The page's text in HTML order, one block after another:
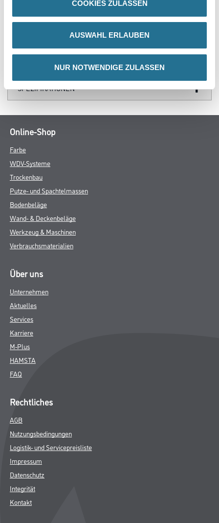
COOKIES ZULASSEN
AUSWAHL ERLAUBEN
NUR NOTWENDIGE ZULASSEN
GEFAHRENHINWEISE
SPEZIFIKATIONEN
Online-Shop
Farbe
WDV-Systeme
Trockenbau
Putze- und Spachtelmassen
Bodenbeläge
Wand- & Deckenbeläge
Werkzeug & Maschinen
Verbrauchsmaterialien
Über uns
Unternehmen
Aktuelles
Services
Karriere
M-Plus
HAMSTA
FAQ
Rechtliches
AGB
Nutzungsbedingungen
Logistik- und Servicepreisliste
Impressum
Datenschutz
Integrität
Kontakt